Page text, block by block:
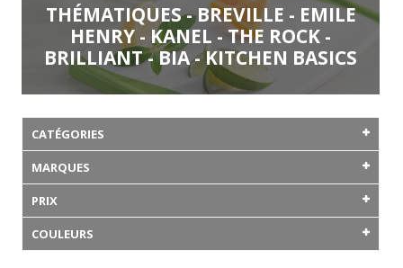
THÉMATIQUES - BREVILLE - EMILE
HENRY - KANEL - THE ROCK -
BRILLIANT - BIA - KITCHEN BASICS
CATÉGORIES
MARQUES
PRIX
COULEURS